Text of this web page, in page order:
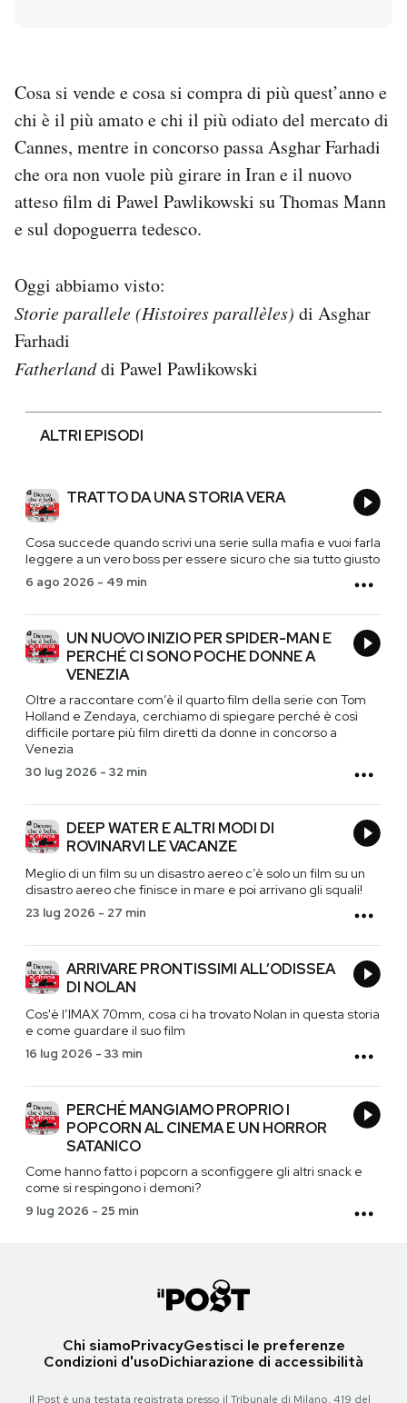
Entra
Cosa si vende e cosa si compra di più quest’anno e
chi è il più amato e chi il più odiato del mercato di
Cannes, mentre in concorso passa Asghar Farhadi
che ora non vuole più girare in Iran e il nuovo
atteso film di Pawel Pawlikowski su Thomas Mann
e sul dopoguerra tedesco.
Oggi abbiamo visto:
Storie parallele (Histoires parallèles) di Asghar
Farhadi
Fatherlanddi Pawel Pawlikowski
ALTRI EPISODI
TRATTO DA UNA STORIA VERA
Cosa succede quando scrivi una serie sulla mafia e vuoi farla
leggere a un vero boss per essere sicuro che sia tutto giusto
6 ago 2026 - 49 min
UN NUOVO INIZIO PER SPIDER-MAN E
PERCHÉ CI SONO POCHE DONNE A
VENEZIA
Oltre a raccontare com’è il quarto film della serie con Tom
Holland e Zendaya, cerchiamo di spiegare perché è così
difficile portare più film diretti da donne in concorso a
Venezia
30 lug 2026 - 32 min
DEEP WATER E ALTRI MODI DI
ROVINARVI LE VACANZE
Meglio di un film su un disastro aereo c’è solo un film su un
disastro aereo che finisce in mare e poi arrivano gli squali!
23 lug 2026 - 27 min
ARRIVARE PRONTISSIMI ALL’ODISSEA
DI NOLAN
Cos'è l’IMAX 70mm, cosa ci ha trovato Nolan in questa storia
e come guardare il suo film
16 lug 2026 - 33 min
PERCHÉ MANGIAMO PROPRIO I
POPCORN AL CINEMA E UN HORROR
SATANICO
Come hanno fatto i popcorn a sconfiggere gli altri snack e
come si respingono i demoni?
9 lug 2026 - 25 min
Chi siamoPrivacyGestisci le preferenze
Condizioni d'usoDichiarazione di accessibilità
Il Post è una testata registrata presso il Tribunale di Milano, 419 del